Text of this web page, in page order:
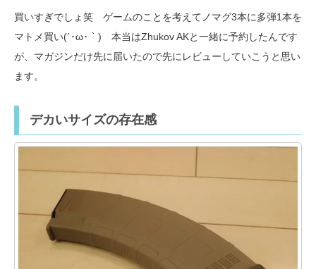
買いすぎでしょ笑 ゲームのことを考えてノマグ3本に多弾1本を
マトメ買い(´･ω･｀) 本当はZhukov AKと一緒に予約したんです
が、マガジンだけ先に届いたので先にレビューしていこうと思い
ます。
デカいサイズの存在感